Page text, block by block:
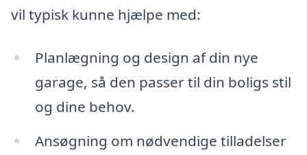
vil typisk kunne hjælpe med:
Planlægning og design af din nye
garage, så den passer til din boligs stil
og dine behov.
Ansøgning om nødvendige tilladelser